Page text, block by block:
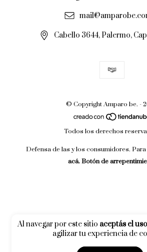
Al navegar por este sitio aceptás el
agilizar tu experiencia de
Cabello 3644, Palermo,
© Copyright Amparo be. -
Todos los derechos
Defensa de las y los consumidores.
acá. Botón de